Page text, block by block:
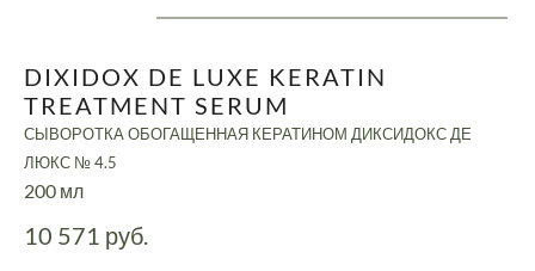
DIXIDOX DE LUXE KERATIN
TREATMENT SERUM
СЫВОРОТКА ОБОГАЩЕННАЯ КЕРАТИНОМ ДИКСИДОКС ДЕ
ЛЮКС № 4.5
200 мл
10 571 руб.